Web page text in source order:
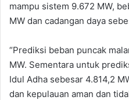
mampu sistem 9.672 MW,
MW dan cadangan daya
“Prediksi beban puncak
MW. Sementara untuk
Idul Adha sebesar 4.814,2
dan kepulauan aman dan